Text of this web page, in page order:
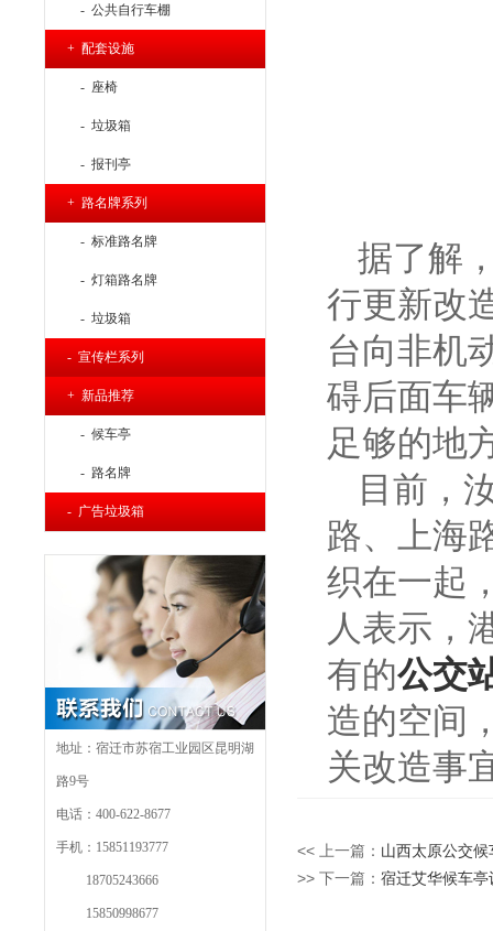
- 公共自行车棚
+ 配套设施
- 座椅
- 垃圾箱
- 报刊亭
+ 路名牌系列
- 标准路名牌
- 灯箱路名牌
- 垃圾箱
- 宣传栏系列
+ 新品推荐
- 候车亭
- 路名牌
- 广告垃圾箱
地址：宿迁市苏宿工业园区昆明湖
路9号
电话：400-622-8677
手机：15851193777
18705243666
15850998677
据了解
行更新改
台向非机
碍后面车
足够的地
目前，
路、上海
织在一起
人表示，
有的公交
造的空间
关改造事
<< 上一篇： 山西太原公交
>> 下一篇： 宿迁艾华候车